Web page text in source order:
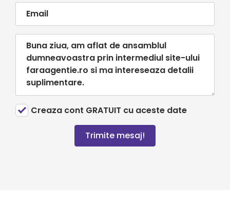
Creaza cont GRATUIT cu aceste date
Trimite mesaj!